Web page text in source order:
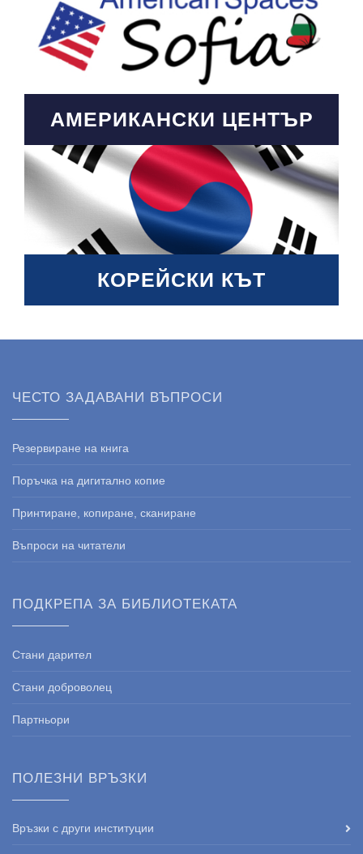
АМЕРИКАНСКИ ЦЕНТЪР
КОРЕЙСКИ КЪТ
ЧЕСТО ЗАДАВАНИ ВЪПРОСИ
Резервиране на книга
Поръчка на дигитално копие
Принтиране, копиране, сканиране
Въпроси на читатели
ПОДКРЕПА ЗА БИБЛИОТЕКАТА
Стани дарител
Стани доброволец
Партньори
ПОЛЕЗНИ ВРЪЗКИ
Връзки с други институции